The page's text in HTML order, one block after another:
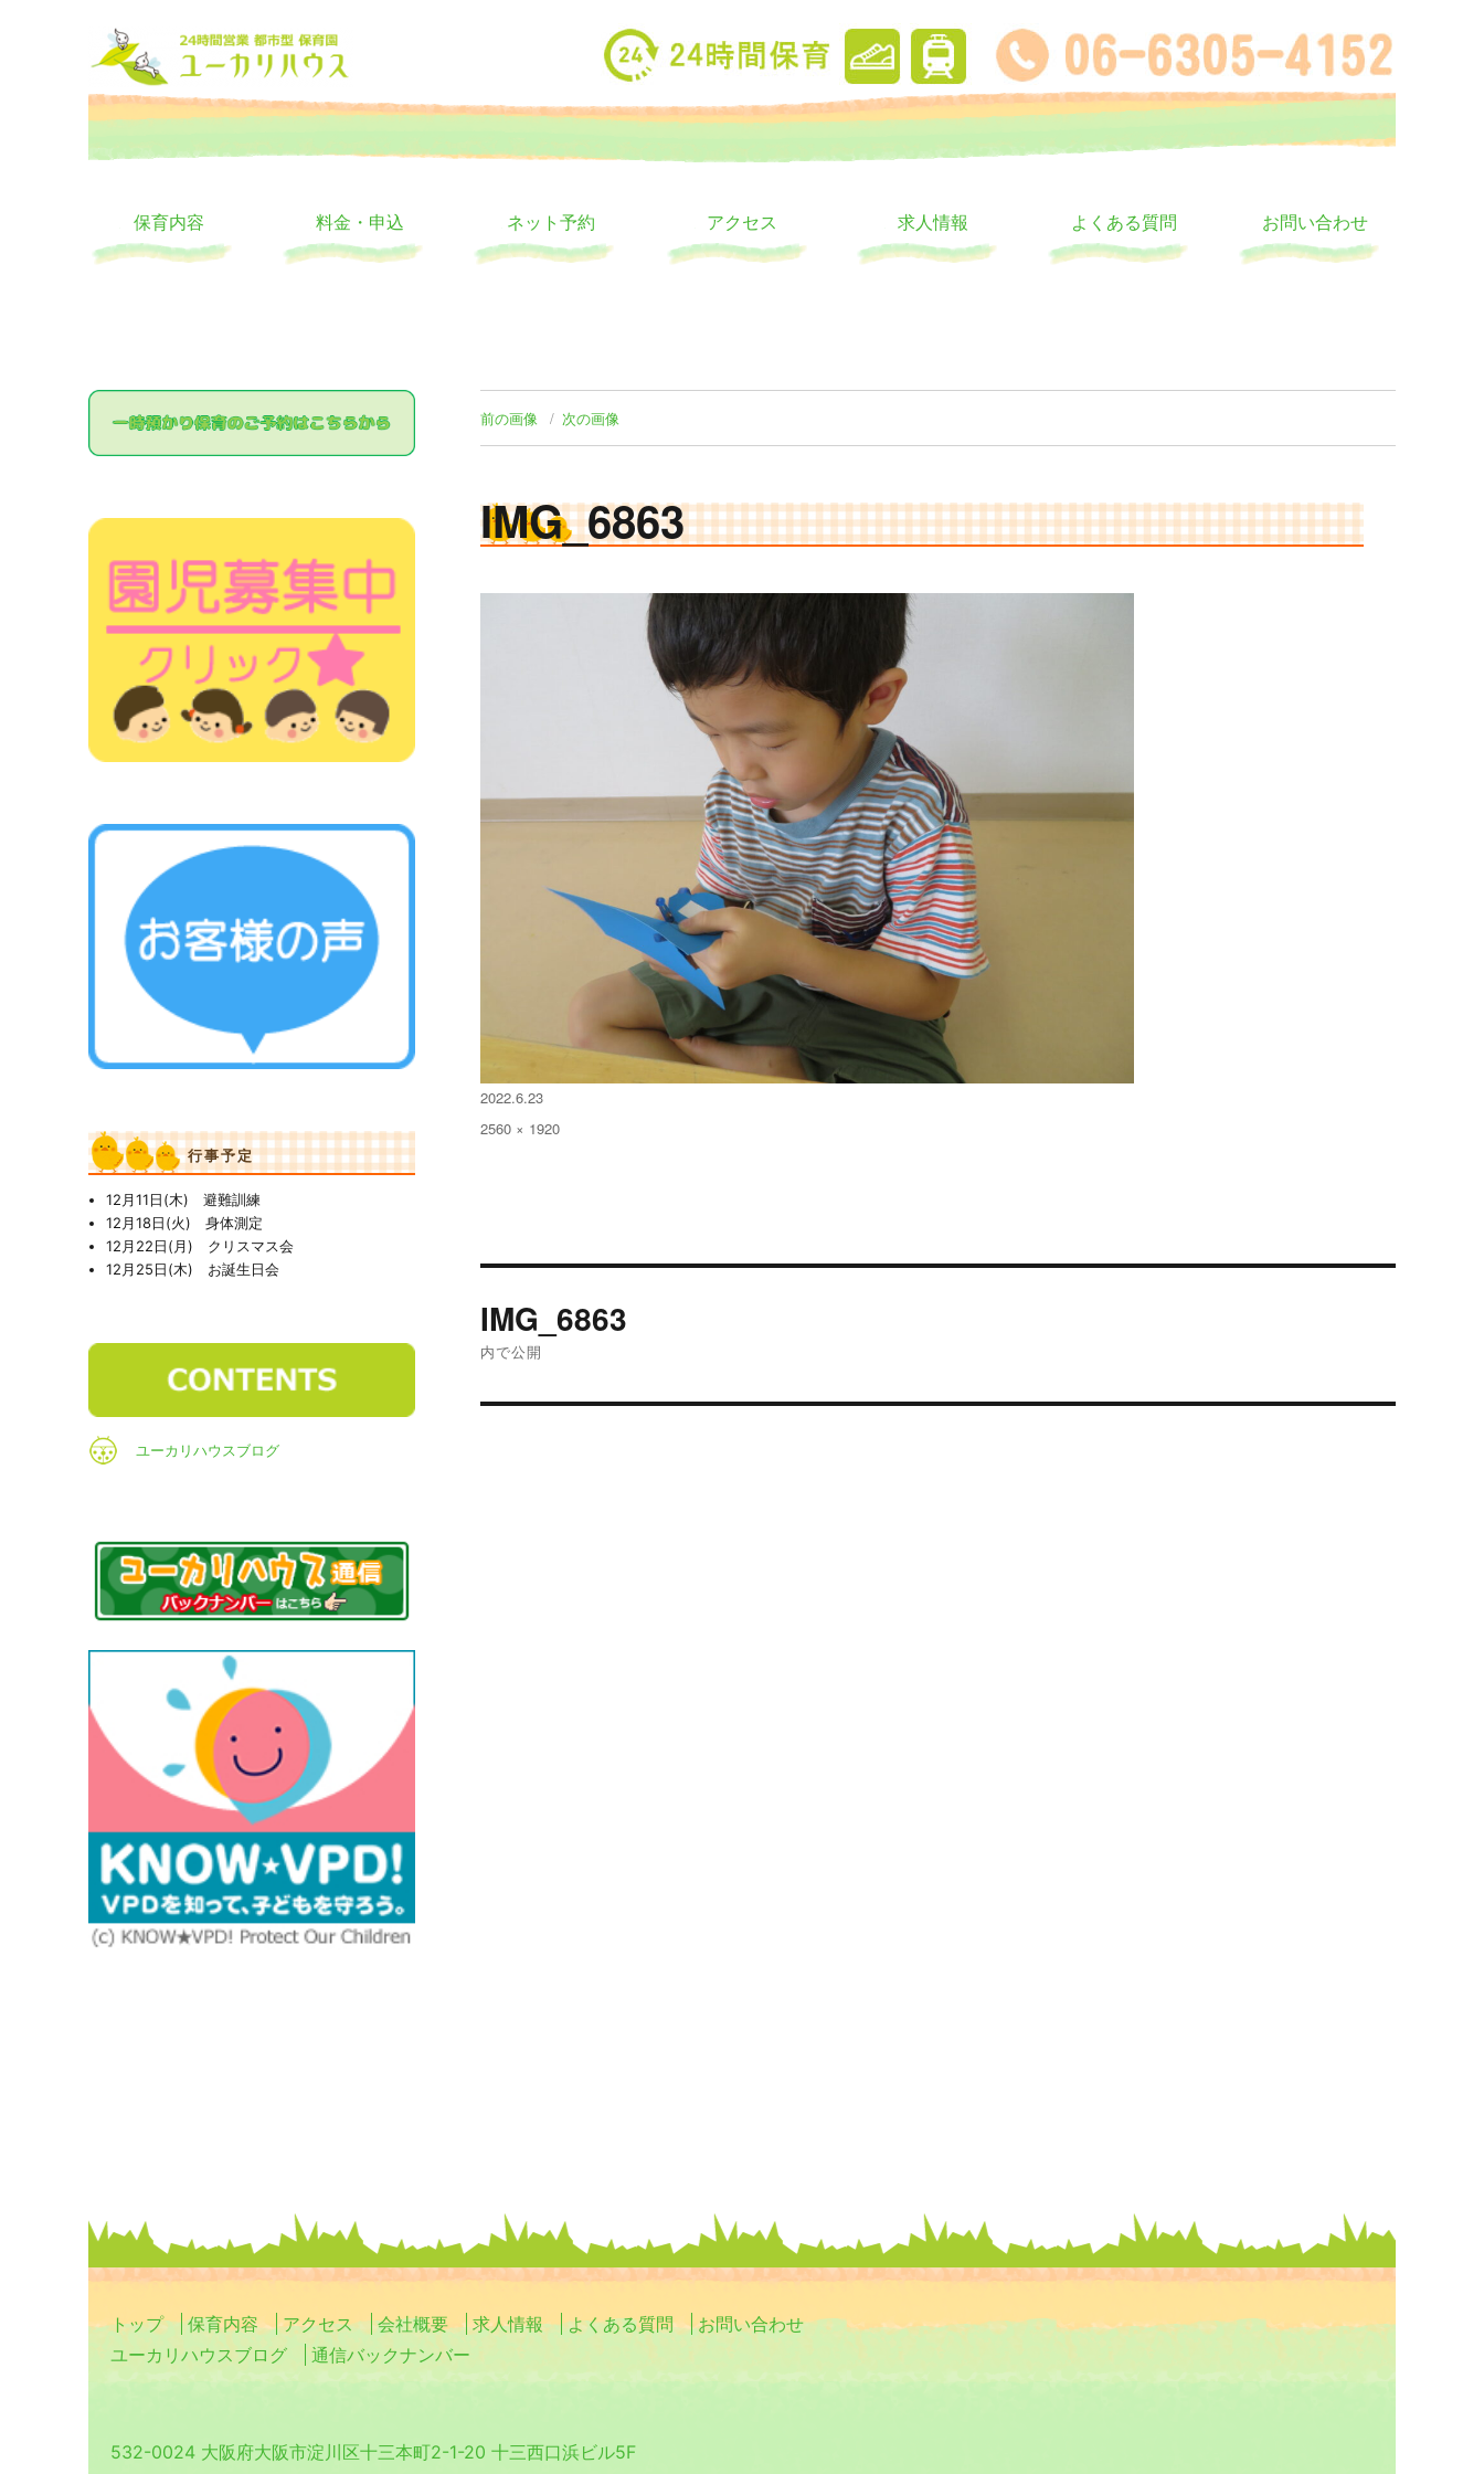
24時間託児所 ユーカリハウス
大阪の24時間託児所 ユーカリハウス 月極 一時保育 一時預かり
保育内容 料金・申込 ネット予約 アクセス 求人情報 よくある質問 お問い合わせ
前の画像 次の画像
IMG_6863
投
稿
2022.6.23
フ
2560 × 1920
稿
IMG_6863
内で公開
行事予定
12月11日(木) 避難訓練
12月18日(火) 身体測定
12月22日(月) クリスマス会
12月25日(木) お誕生日会
ユーカリハウスブログ
トップ 保育内容 アクセス 会社概要 求人情報 よくある質問
お問い合わせ
ユーカリハウスブログ
通信バックナンバー
532-0024 大阪府大阪市淀川区十三本町2-1-20 十三西口浜ビル5F